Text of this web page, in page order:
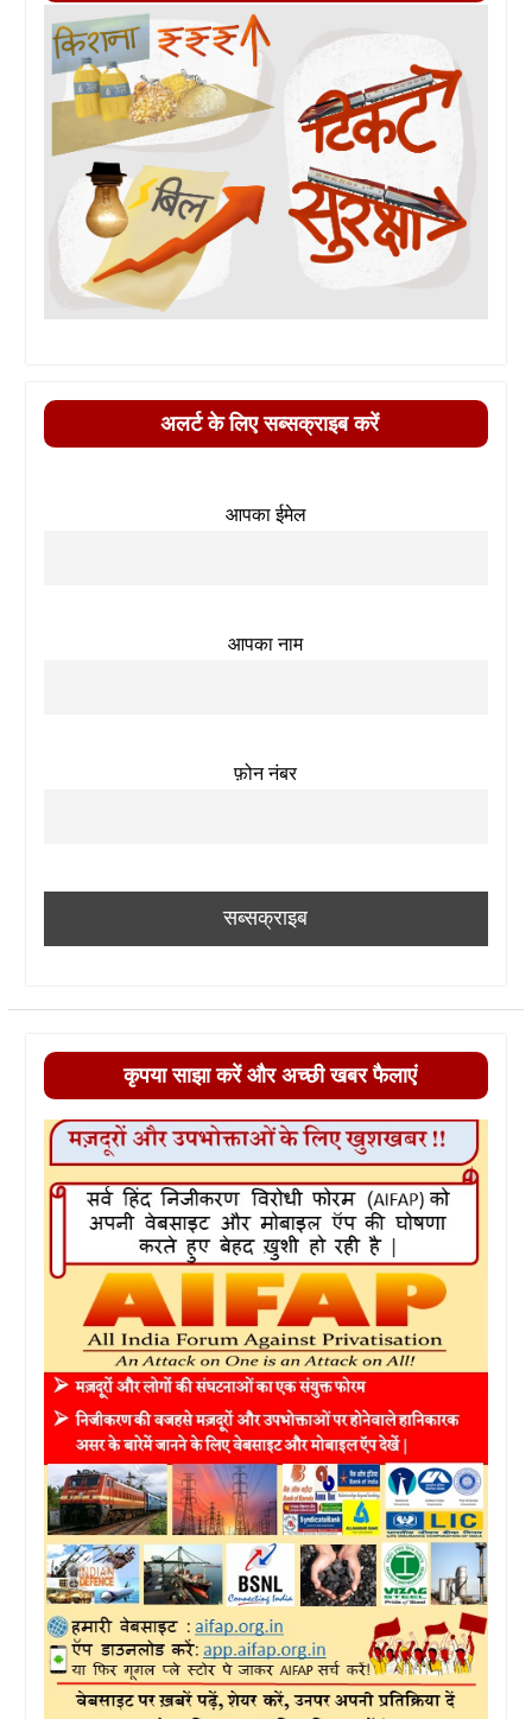
अलर्ट के लिए सब्सक्राइब करें
आपका ईमेल
आपका नाम
फ़ोन नंबर
कृपया साझा करें और अच्छी खबर फैलाएं